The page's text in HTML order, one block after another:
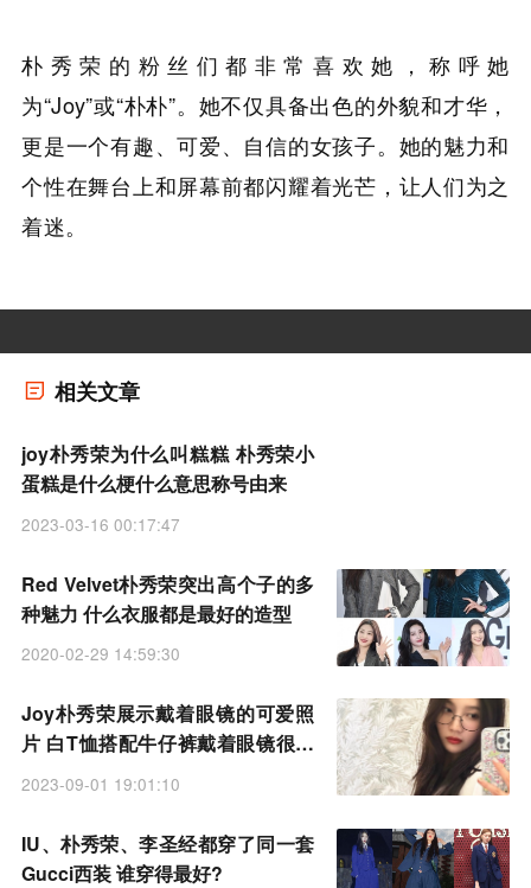
朴秀荣的粉丝们都非常喜欢她，称呼她
为“Joy”或“朴朴”。她不仅具备出色的外貌和才华，
更是一个有趣、可爱、自信的女孩子。她的魅力和
个性在舞台上和屏幕前都闪耀着光芒，让人们为之
着迷。
相关文章
joy朴秀荣为什么叫糕糕 朴秀荣小
蛋糕是什么梗什么意思称号由来
2023-03-16 00:17:47
Red Velvet朴秀荣突出高个子的多
种魅力 什么衣服都是最好的造型
2020-02-29 14:59:30
Joy朴秀荣展示戴着眼镜的可爱照
片 白T恤搭配牛仔裤戴着眼镜很有
型
2023-09-01 19:01:10
IU、朴秀荣、李圣经都穿了同一套
Gucci西装 谁穿得最好?